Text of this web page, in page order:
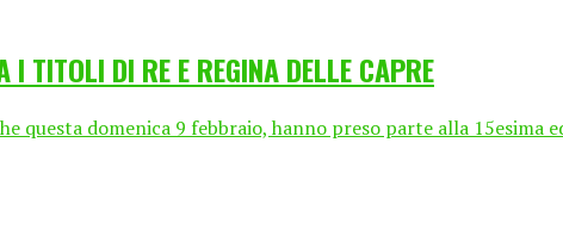
TITOLI DI RE E REGINA DELLE CAPRE
questa domenica 9 febbraio, hanno preso parte alla 15esima